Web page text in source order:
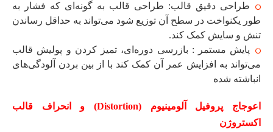
طراحی دقیق قالب: طراحی قالب به گونه‌ای که فشار به
طور یکنواخت در سطح آن توزیع شود می‌تواند به حداقل رساندن
تنش و سایش کمک کند.
پایش مستمر : بازرسی دوره‌ای، تمیز کردن و پولیش قالب
می‌تواند به افزایش عمر آن کمک کند با از بین بردن آلودگی‌های
انباشته شده
اعوجاج پروفیل آلومینیوم (Distortion) و انحراف قالب
اکستروژن